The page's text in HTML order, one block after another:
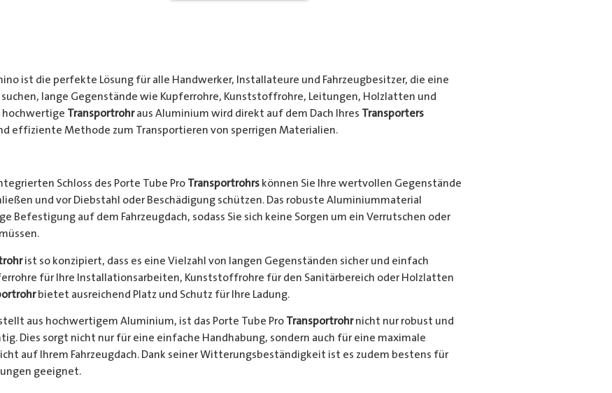
ist die perfekte Lösung für alle Handwerker, Installateure und Fahrzeugbesitzer, die eine
lange Gegenstände wie Kupferrohre, Kunststoffrohre, Leitungen, Holzlatten und
hochwertige Transportrohraus Aluminium wird direkt auf dem Dach Ihres Transporters
effiziente Methode zum Transportieren von sperrigen Materialien.
Schloss des Porte Tube Pro Transportrohrskönnen Sie Ihre wertvollen Gegenstände
und vor Diebstahl oder Beschädigung schützen. Das robuste Aluminiummaterial
Befestigung auf dem Fahrzeugdach, sodass Sie sich keine Sorgen um ein Verrutschen oder
ist so konzipiert, dass es eine Vielzahl von langen Gegenständen sicher und einfach
für Ihre Installationsarbeiten, Kunststoffrohre für den Sanitärbereich oder Holzlatten
bietet ausreichend Platz und Schutz für Ihre Ladung.
aus hochwertigem Aluminium, ist das Porte Tube Pro Transportrohrnicht nur robust und
Dies sorgt nicht nur für eine einfache Handhabung, sondern auch für eine maximale
auf Ihrem Fahrzeugdach. Dank seiner Witterungsbeständigkeit ist es zudem bestens für
geeignet.